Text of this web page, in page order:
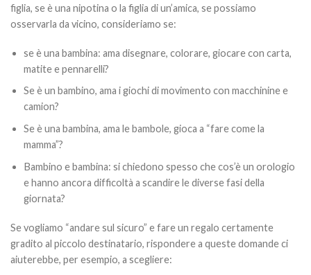
figlia, se è una nipotina o la figlia di un’amica, se possiamo
osservarla da vicino, consideriamo se:
se è una bambina: ama disegnare, colorare, giocare con carta,
matite e pennarelli?
Se è un bambino, ama i giochi di movimento con macchinine e
camion?
Se è una bambina, ama le bambole, gioca a “fare come la
mamma”?
Bambino e bambina: si chiedono spesso che cos’è un orologio
e hanno ancora difficoltà a scandire le diverse fasi della
giornata?
Se vogliamo “andare sul sicuro” e fare un regalo certamente
gradito al piccolo destinatario, rispondere a queste domande ci
aiuterebbe, per esempio, a scegliere: